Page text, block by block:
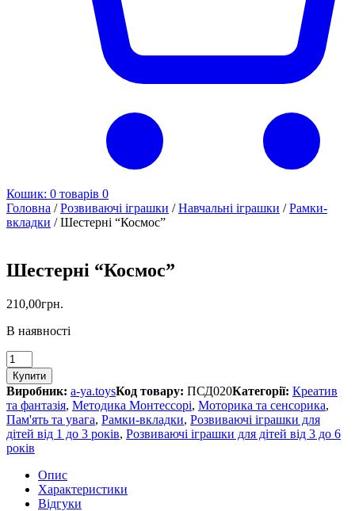
Кошик: 0 товарів 0
Головна /Розвиваючі іграшки /Навчальні іграшки /Рамки-
вкладки / Шестерні “Космос”
Шестерні “Космос”
210,00грн.
В наявності
Шестерні
"Космос"
кількість
Купити
Виробник: a-ya.toysКод товару: ПСД020Категорії: Креатив
та фантазія, Методика Монтессорі, Моторика та сенсорика,
Пам'ять та увага, Рамки-вкладки, Розвиваючі іграшки для
дітей від 1 до 3 років, Розвиваючі іграшки для дітей від 3 до 6
років
Опис
Характеристики
Відгуки